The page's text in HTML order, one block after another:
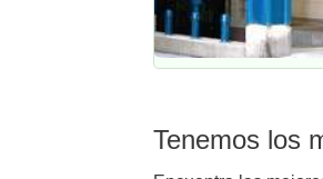
Tenemos los